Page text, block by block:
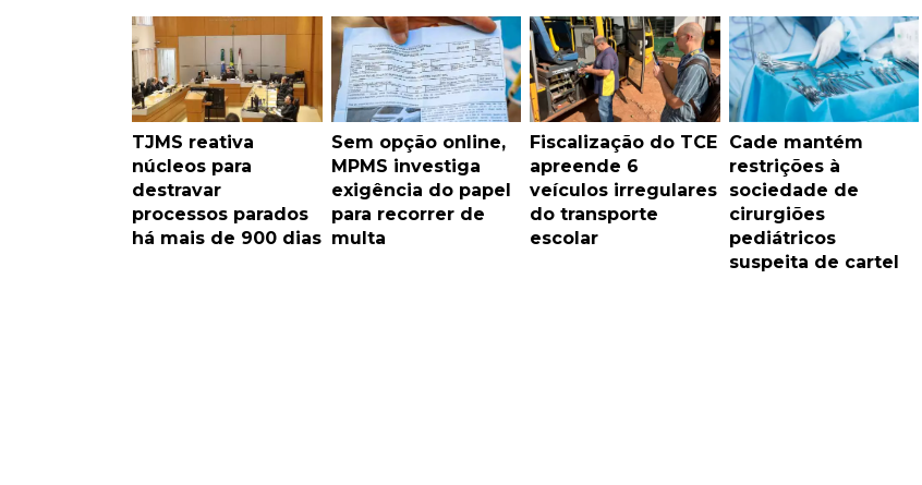
TJMS reativa
núcleos para
destravar
processos parados
há mais de 900 dias
Sem opção online,
MPMS investiga
exigência do papel
para recorrer de
multa
Fiscalização do TCE
apreende 6
veículos irregulares
do transporte
escolar
Cade mantém
restrições à
sociedade de
cirurgiões
pediátricos
suspeita de cartel